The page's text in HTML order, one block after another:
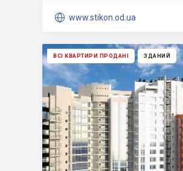
 www.stikon.od.ua
ВСІ КВАРТИРИ ПРОДАНІ ЗДАНИЙ